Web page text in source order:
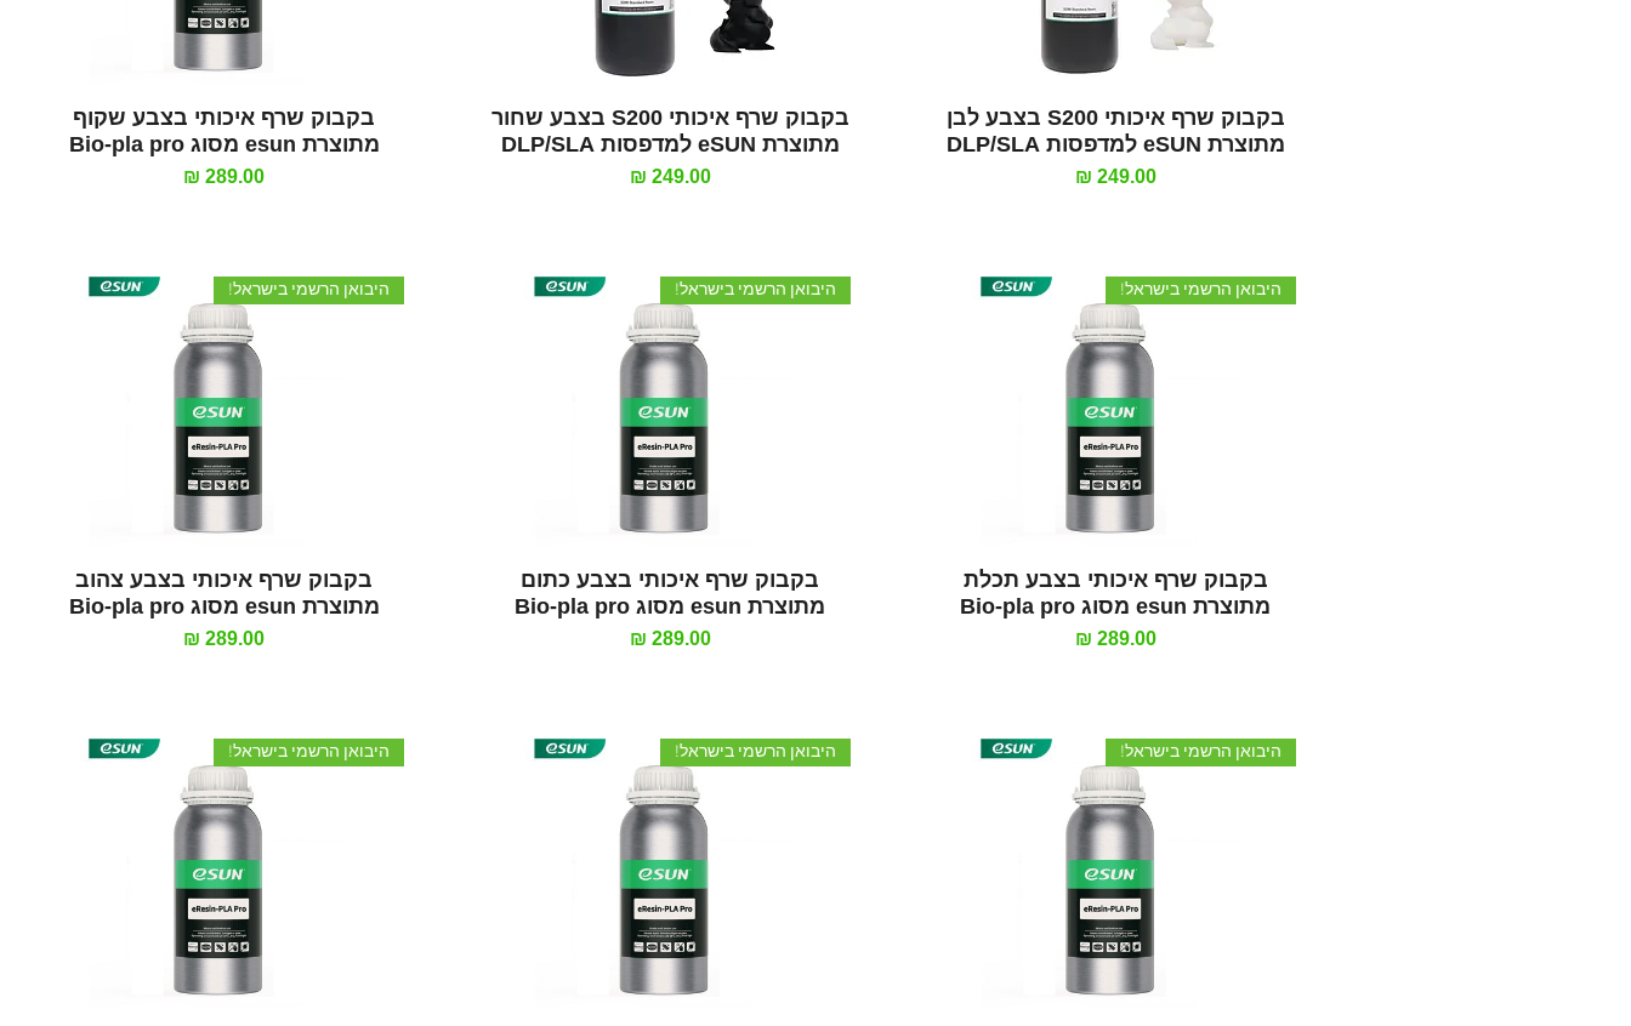
תצוגה מהירה
בקבוק שרף איכותי S200 בצבע לבן
מתוצרת eSUN למדפסות DLP/SLA
מחיר‏249.00 ‏₪
תצוגה מהירה בקבוק שרף איכותי S200 בצבע שחור
מתוצרת eSUN למדפסות DLP/SLA
מחיר‏249.00 ‏₪
תצוגה מהירה
בקבוק שרף איכותי בצבע שקוף
מתוצרת esun מסוג Bio-pla pro
מחיר
תצוגה מהירה
היבואן הרשמי בישראל!
בקבוק שרף איכותי בצבע תכלת
מתוצרת esun מסוג Bio-pla pro
מחיר‏289.00 ‏₪
תצוגה מהירה
היבואן הרשמי בישראל!
בקבוק שרף איכותי בצבע כתום
מתוצרת esun מסוג Bio-pla pro
מחיר‏289.00 ‏₪
תצוגה מהירה
היבואן הרשמי בישראל!
בקבוק שרף איכותי בצבע צהוב
מתוצרת esun מסוג Bio-pla pro
מחיר
היבואן הרשמי בישראל! היבואן הרשמי בישראל! היבואן הרשמי בישראל!